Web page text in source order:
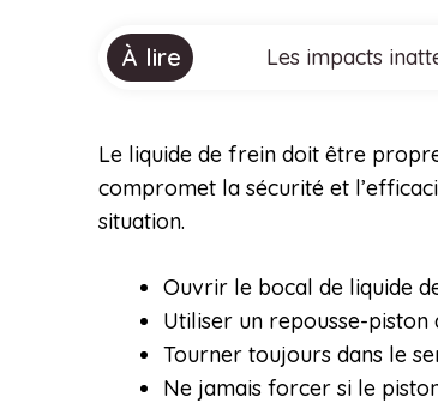
À lire Les impacts
Le liquide de frein doit être
compromet la sécurité et
situation.
Ouvrir le bocal de liquide
Utiliser un repousse-
Tourner toujours dans le
Ne jamais forcer si le